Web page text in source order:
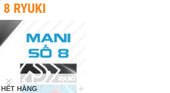
RYUKI
HẾT HÀNG